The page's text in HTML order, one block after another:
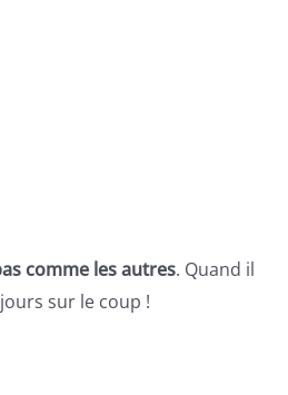
comme les autres. Quand il
sur le coup !